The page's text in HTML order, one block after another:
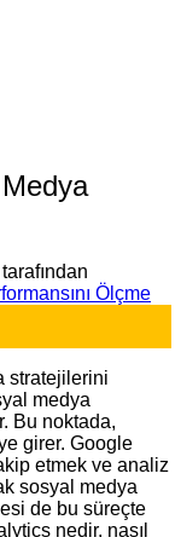
stratejilerini
medya
Bu noktada,
girer. Google
etmek ve analiz
sosyal medya
de bu süreçte
nedir, nasıl